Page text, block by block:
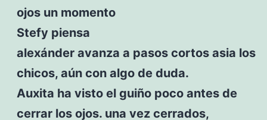
ojos un momento
Stefy piensa
alexánder avanza a pasos cortos asia los
chicos, aún con algo de duda.
Auxita ha visto el guiño poco antes de
cerrar los ojos. una vez cerrados,